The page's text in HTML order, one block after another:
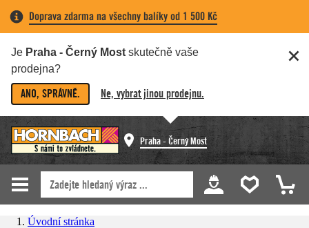
Doprava zdarma na všechny balíky od 1 500 Kč
Je Praha - Černý Most skutečně vaše
prodejna?
ANO, SPRÁVNĚ. Ne, vybrat jinou prodejnu.
Praha - Černý Most
Úvodní stránka